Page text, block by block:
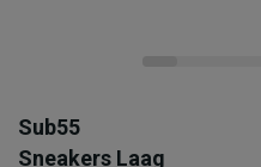
Sub55
Sneakers Laag